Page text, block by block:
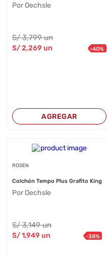
Por Oechsle
S/3,799 un
S/2,269 un -40%
AGREGAR
ROSEN
Colchón Tempo Plus Grafito King
Por Oechsle
S/3,149 un
S/1,949 un -38%